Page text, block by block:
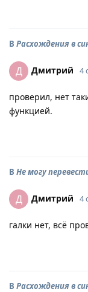
В Расхождения в
Д Дмитрий 4
проверил, нет
функцией.
В Не могу
Д Дмитрий 4
галки нет, всё
В Расхождения в